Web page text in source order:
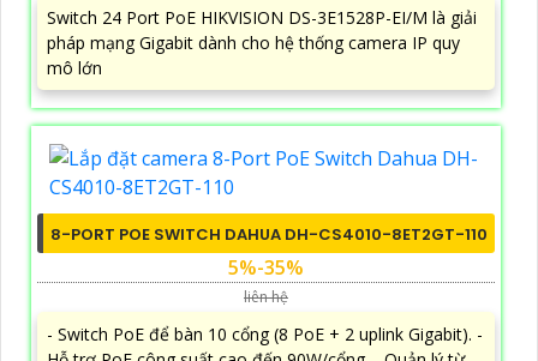
Switch 24 Port PoE HIKVISION DS-3E1528P-EI/M là giải
pháp mạng Gigabit dành cho hệ thống camera IP quy
mô lớn
8-PORT POE SWITCH DAHUA DH-CS4010-8ET2GT-110
5%-35%
liên hệ
- Switch PoE để bàn 10 cổng (8 PoE + 2 uplink Gigabit). -